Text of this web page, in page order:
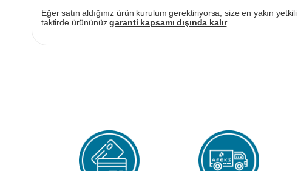
Eğer satın aldığınız ürün kurulum gerektiriyorsa, size en yakın
taktirde ürününüzgaranti kapsamı dışında kalır.